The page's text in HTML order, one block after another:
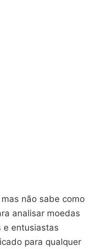
não sabe como
analisar moedas
e entusiastas
para qualquer